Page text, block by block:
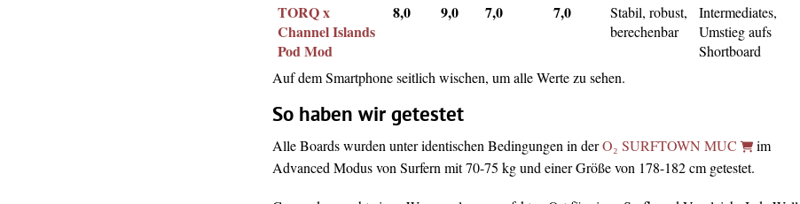
TORQ x
Channel Islands
Pod Mod
8,0 9,0 7,0 7,0
Stabil, robust,
berechenbar
Intermediates,
Umstieg aufs
Shortboard
Auf dem Smartphone seitlich wischen, um alle Werte zu sehen.
So haben wir getestet
Alle Boards wurden unter identischen Bedingungen in derO₂ SURFTOWN MUC
im
Advanced Modus von Surfern mit 70-75 kg und einer Größe von 178-182 cm getestet.